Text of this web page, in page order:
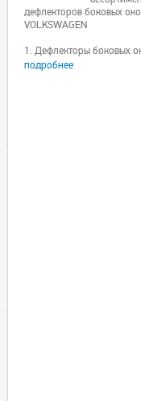
дефлекторов боковых
VOLKSWAGEN
1. Дефлекторы боковых
подробнее